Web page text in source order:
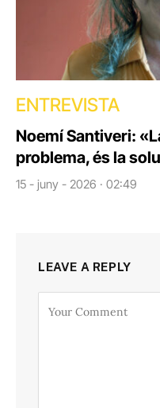
ENTREVISTA
Noemí Santiveri:
problema, és la
15 - juny - 2026 · 02:49
LEAVE A REPLY